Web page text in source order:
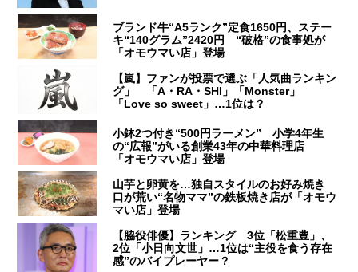
ブランド牛“A5ランク”定食1650円、ステー
キ“140グラム”2420円 “破格”の食事処が
「オモウマい店」登場
【嵐】ファンが投票で選ぶ「人気曲ランキン
グ」 「A・RA・SHI」「Monster」
「Love so sweet」…1位は？
小鉢2つ付き“500円ラーメン” 小学4年生
の“広報”がいる創業43年の中華料理店
「オモウマい店」登場
山芋と卵黄を…独自スタイルのお好み焼き
口が荒い“名物ママ”の鉄板焼き店が「オモウ
マい店」登場
【脇役俳優】ランキング 3位「松重豊」、
2位「小日向文世」…1位は“主役を食う存在
感”のバイプレーヤー？